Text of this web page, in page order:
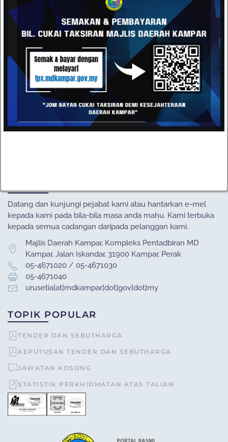
2.Peraturan-peraturan Hotel Perak 2024
2.1 Pelaksanaan Caj Perkhidmatan Tempatan (CPT)
2.1.1Carta Alir CPT
2.1.2Slaid CPT
2.1.3Borang CPT1
2.1.4
Borang CPT2
2.1.5Notis Caj Perkhidmatan Tempatan
Garis Panduan Riadah dan Sukan Air Daerah Kampar
4.Panduan Ekopelancongan Sihat & Selamat (Jabatan
Datang dan kunjungi pejabat kami atau hantarkan e-mel
kepada kami pada bila-bila masa anda mahu. Kami terbuka
kepada semua cadangan daripada pelanggan kami.
Majlis Daerah Kampar, Kompleks Pentadbiran MD
Kampar, Jalan Iskandar, 31900 Kampar, Perak
05-4671020 / 05-4671030
05-4671040
urusetia[at]mdkampar[dot]gov[dot]my
TOPIK POPULAR
TENDER DAN SEBUTHARGA
KEPUTUSAN TENDER DAN SEBUTHARGA
JAWATAN KOSONG
STATISTIK PERKHIDMATAN ATAS TALIAN